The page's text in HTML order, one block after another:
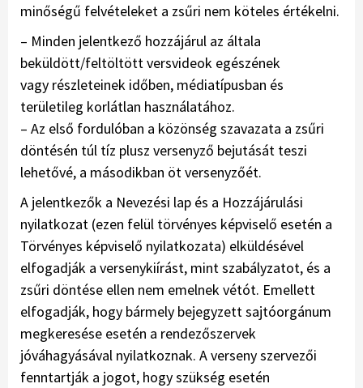
minőségű felvételeket a zsűri nem köteles értékelni.
– Minden jelentkező hozzájárul az általa
beküldött/feltöltött versvideok egészének
vagy részleteinek időben, médiatípusban és
területileg korlátlan használatához.
– Az első fordulóban a közönség szavazata a zsűri
döntésén túl tíz plusz versenyző bejutását teszi
lehetővé, a másodikban öt versenyzőét.
A jelentkezők a Nevezési lap és a Hozzájárulási
nyilatkozat (ezen felül törvényes képviselő esetén a
Törvényes képviselő nyilatkozata) elküldésével
elfogadják a versenykiírást, mint szabályzatot, és a
zsűri döntése ellen nem emelnek vétót. Emellett
elfogadják, hogy bármely bejegyzett sajtóorgánum
megkeresése esetén a rendezőszervek
jóváhagyásával nyilatkoznak. A verseny szervezői
fenntartják a jogot, hogy szükség esetén